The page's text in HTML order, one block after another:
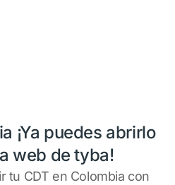
¡Ya puedes abrirlo
web de tyba!
tu CDT en Colombia con